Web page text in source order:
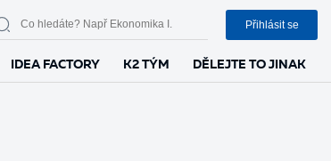
IDEA FACTORY K2 TÝM DĚLEJTE TO JINAK
Přihlásit se